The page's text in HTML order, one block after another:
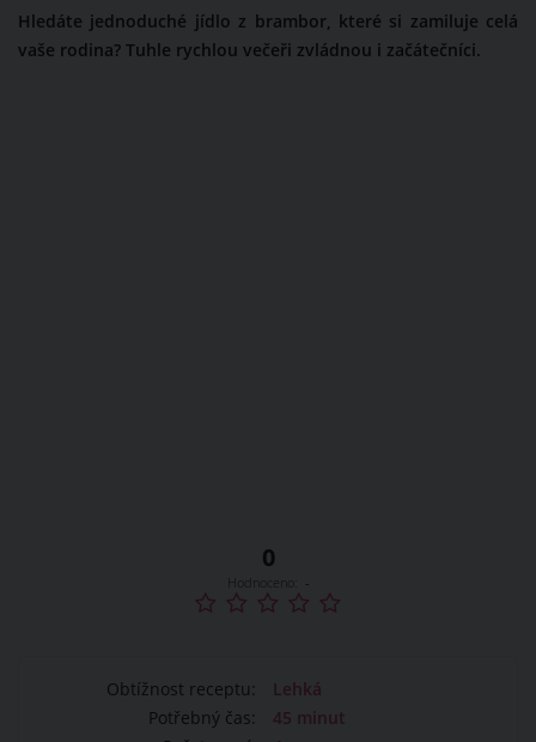
Hledáte jednoduché jídlo z brambor, které si zamiluje celá
vaše rodina? Tuhle rychlou večeři zvládnou i začátečníci.
0
Hodnoceno: -
Obtížnost receptu:
Lehká
Potřebný čas:
45 minut